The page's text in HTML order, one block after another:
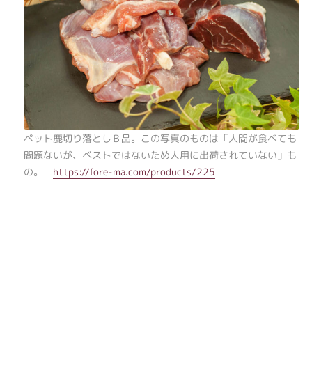
ペット鹿切り落としＢ品。この写真のものは「人間が食べても
問題ないが、ベストではないため人用に出荷されていない」も
の。 https://fore-ma.com/products/225